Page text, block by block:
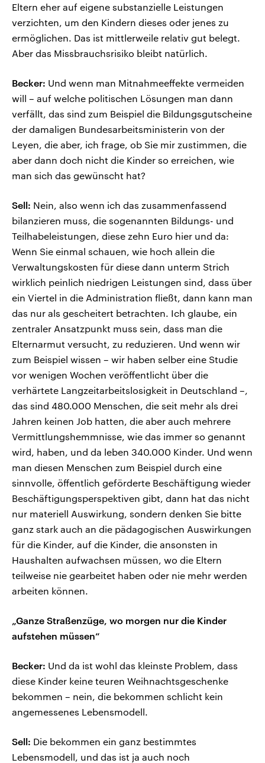
Eltern eher auf eigene substanzielle Leistungen
verzichten, um den Kindern dieses oder jenes zu
ermöglichen. Das ist mittlerweile relativ gut belegt.
Aber das Missbrauchsrisiko bleibt natürlich.
Becker: Und wenn man Mitnahmeeffekte vermeiden
will – auf welche politischen Lösungen man dann
verfällt, das sind zum Beispiel die Bildungsgutscheine
der damaligen Bundesarbeitsministerin von der
Leyen, die aber, ich frage, ob Sie mir zustimmen, die
aber dann doch nicht die Kinder so erreichen, wie
man sich das gewünscht hat?
Sell: Nein, also wenn ich das zusammenfassend
bilanzieren muss, die sogenannten Bildungs- und
Teilhabeleistungen, diese zehn Euro hier und da:
Wenn Sie einmal schauen, wie hoch allein die
Verwaltungskosten für diese dann unterm Strich
wirklich peinlich niedrigen Leistungen sind, dass über
ein Viertel in die Administration fließt, dann kann man
das nur als gescheitert betrachten. Ich glaube, ein
zentraler Ansatzpunkt muss sein, dass man die
Elternarmut versucht, zu reduzieren. Und wenn wir
zum Beispiel wissen – wir haben selber eine Studie
vor wenigen Wochen veröffentlicht über die
verhärtete Langzeitarbeitslosigkeit in Deutschland –,
das sind 480.000 Menschen, die seit mehr als drei
Jahren keinen Job hatten, die aber auch mehrere
Vermittlungshemmnisse, wie das immer so genannt
wird, haben, und da leben 340.000 Kinder. Und wenn
man diesen Menschen zum Beispiel durch eine
sinnvolle, öffentlich geförderte Beschäftigung wieder
Beschäftigungsperspektiven gibt, dann hat das nicht
nur materiell Auswirkung, sondern denken Sie bitte
ganz stark auch an die pädagogischen Auswirkungen
für die Kinder, auf die Kinder, die ansonsten in
Haushalten aufwachsen müssen, wo die Eltern
teilweise nie gearbeitet haben oder nie mehr werden
arbeiten können.
„Ganze Straßenzüge, wo morgen nur die Kinder
aufstehen müssen“
Becker: Und da ist wohl das kleinste Problem, dass
diese Kinder keine teuren Weihnachtsgeschenke
bekommen – nein, die bekommen schlicht kein
angemessenes Lebensmodell.
Sell: Die bekommen ein ganz bestimmtes
Lebensmodell, und das ist ja auch noch